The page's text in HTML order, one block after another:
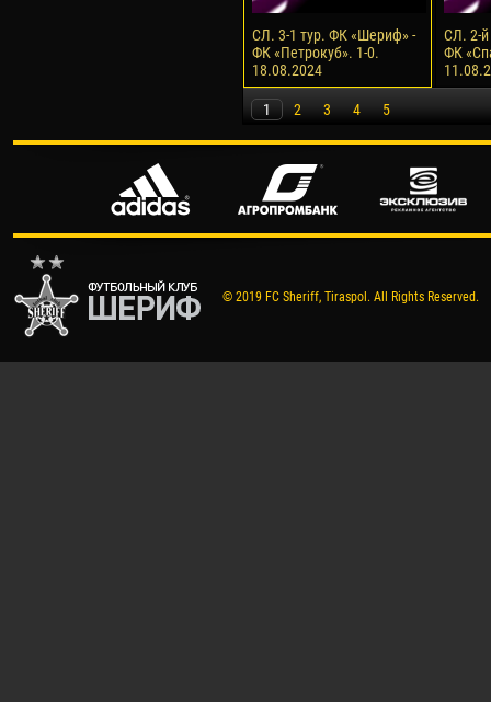
СЛ. 3-1 тур. ФК «Шериф» -
ФК «Петрокуб». 1-0.
18.08.2024
СЛ. 2-
ФК
1 2 3 4 5
© 2019 FC Sheriff, Tiraspol. All Rights Reserved.